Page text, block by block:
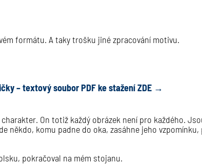
formátu. A taky trošku jiné zpracování motivu.
– textový soubor PDF ke stažení ZDE →
On totiž každý obrázek není pro každého.
někdo, komu padne do oka, zasáhne jeho
pokračoval na mém stojanu.